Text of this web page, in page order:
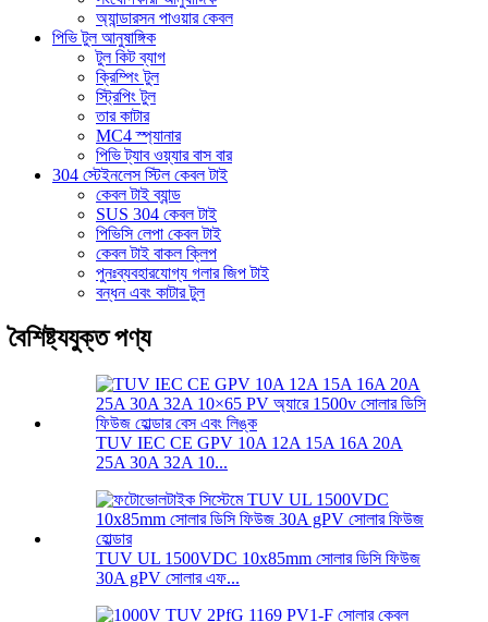
অ্যান্ডারসন পাওয়ার কেবল
পিভি টুল আনুষাঙ্গিক
টুল কিট ব্যাগ
ক্রিম্পিং টুল
স্ট্রিপিং টুল
তার কাটার
MC4 স্প্যানার
পিভি ট্যাব ওয়্যার বাস বার
304 স্টেইনলেস স্টিল কেবল টাই
কেবল টাই ব্যান্ড
SUS 304 কেবল টাই
পিভিসি লেপা কেবল টাই
কেবল টাই বাকল ক্লিপ
পুনঃব্যবহারযোগ্য গলার জিপ টাই
বন্ধন এবং কাটার টুল
বৈশিষ্ট্যযুক্ত পণ্য
TUV IEC CE GPV 10A 12A 15A 16A 20A
25A 30A 32A 10...
TUV UL 1500VDC 10x85mm সোলার ডিসি ফিউজ
30A gPV সোলার এফ...